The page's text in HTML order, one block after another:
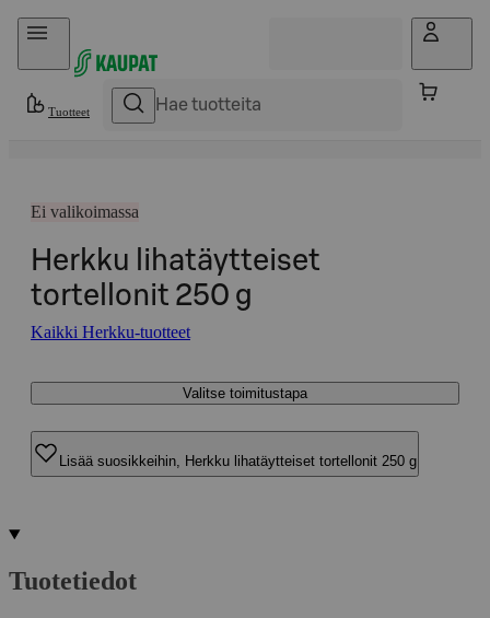
Hyppää sisältöön
Tuotteet
Ei valikoimassa
Herkku lihatäytteiset
tortellonit 250 g
Kaikki Herkku-tuotteet
Valitse toimitustapa
Lisää suosikkeihin, Herkku lihatäytteiset tortellonit 250 g
Tuotetiedot